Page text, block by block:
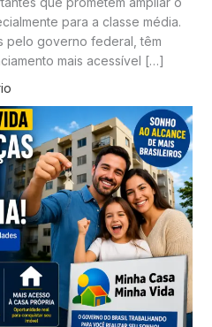
para a classe média.
pelo governo federal, têm
mais acessível […]